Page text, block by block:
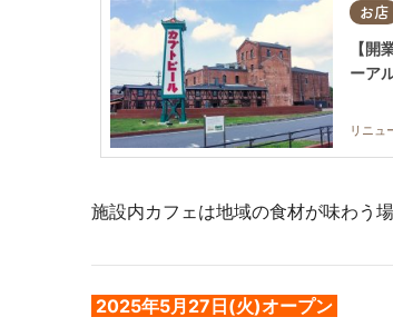
お店
【
ーア
リニュ
施設内カフェは地域の食材が味わう
2025年5月27日(火)オープン